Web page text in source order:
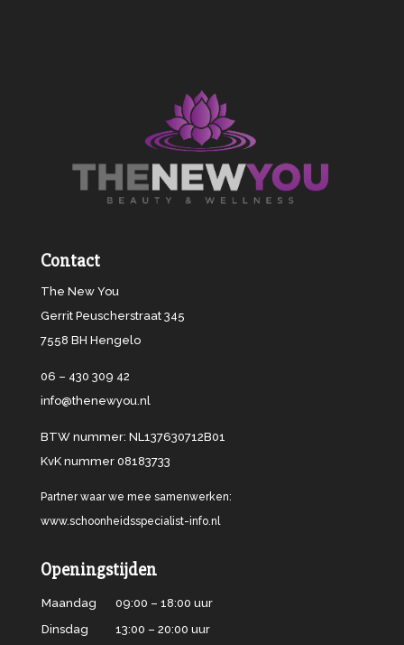
Contact
The New You
Gerrit Peuscherstraat 345
7558 BH Hengelo
06 – 430 309 42
info@thenewyou.nl
BTW nummer: NL137630712B01
KvK nummer 08183733
Partner waar we mee samenwerken:
www.schoonheidsspecialist-info.nl
Openingstijden
Maandag
09:00 – 18:00 uur
Dinsdag
13:00 – 20:00 uur